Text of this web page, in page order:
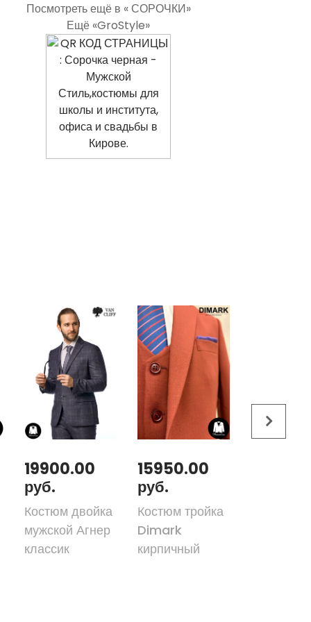
Посмотреть ещё в « СОРОЧКИ»
Ещё «GroStyle»
19900.00
руб.
Костюм двойка
мужской Агнер
классик
15950.00
руб.
Костюм тройка
Dimark
кирпичный